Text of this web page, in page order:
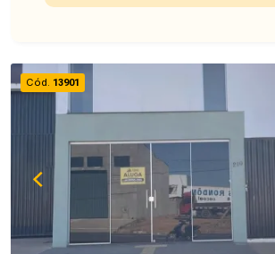
Cód. 13901